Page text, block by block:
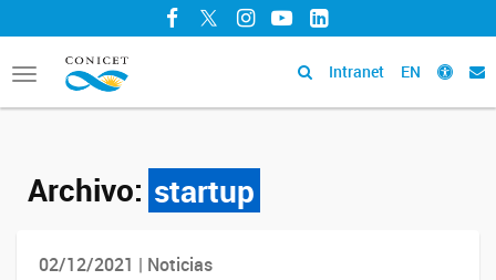
Facebook
TwitterInstagram
YouTubeLinkedIn
Toggle
navigation
Intranet EN
Archivo: startup
02/12/2021 | Noticias